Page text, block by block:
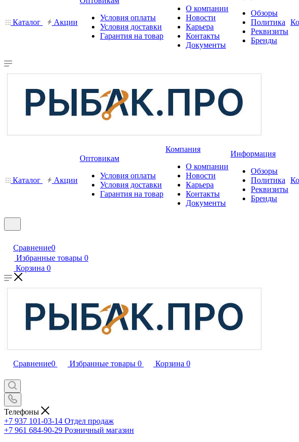
Каталог Акции
Условия оплаты
Условия доставки
Гарантия на товар
О компании
Новости
Карьера
Контакты
Документы
Обзоры
Политика
Реквизиты
Бренды
Каталог Акции
Оптовикам
Условия оплаты
Условия доставки
Гарантия на товар
Компания
О компании
Новости
Карьера
Контакты
Документы
Информация
Обзоры
Политика
Реквизиты
Бренды
Сравнение0
Избранные товары 0
Корзина 0
Сравнение0 Избранные товары 0 Корзина 0
Телефоны
+7 937 101-03-14 Отдел продаж
+7 961 684-90-29 Розничный магазин